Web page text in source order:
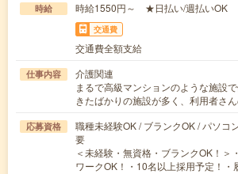
時給 時給1550円～ ★日払い/週払いOK
交通費
交通費全額支給
仕事内容
介護関連
まるで高級マンションのような施設
きたばかりの施設が多く、利用者さ
応募資格
職種未経験OK / ブランクOK / パソコ
要
＜未経験・無資格・ブランクOK！＞
ワークOK！・10名以上採用予定！